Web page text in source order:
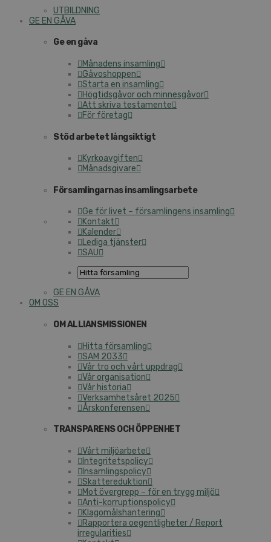
UTBILDNING
GE EN GÅVA
Ge en gåva
Månadens insamling
Gåvoshoppen
Starta en insamling
Högtidsgåvor och minnesgåvor
Att skriva testamente
För företag
Stöd arbetet långsiktigt
Kyrkoavgiften
Månadsgivare
Församlingarnas insamlingsarbete
Ge för livet – församlingens insamling
Kontakt
Kalender
Lediga tjänster
SAU
GE EN GÅVA
OM OSS
OM ALLIANSMISSIONEN
Hitta församling
SAM 2033
Vår tro och vårt uppdrag
Vår organisation
Vår historia
Verksamhetsåret 2025
Årskonferensen
TRANSPARENS OCH ÖPPENHET
Vårt miljöarbete
Integritetspolicy
Insamlingspolicy
Skattereduktion
Mot övergrepp – för en trygg miljö
Anti-korruptionspolicy
Klagomålshantering
Rapportera oegentligheter / Report
irregularities